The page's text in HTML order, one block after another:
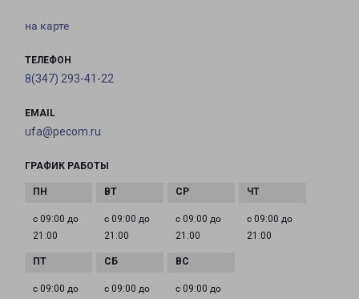
на карте
ТЕЛЕФОН
8(347) 293-41-22
EMAIL
ufa@pecom.ru
ГРАФИК РАБОТЫ
с 09:00 до
21:00
с 09:00 до
21:00
с 09:00 до
21:00
с 09:00 до
21:00
с 09:00 до
с 09:00 до
с 09:00 до